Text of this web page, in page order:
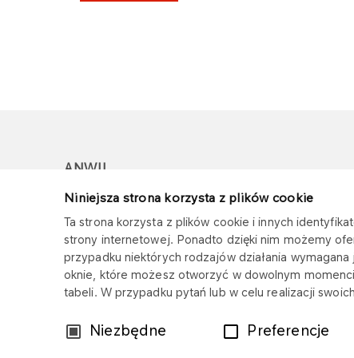
Niniejsza strona korzysta z plików cookie
Ta strona korzysta z plików cookie i innych
strony internetowej. Ponadto dzięki nim możemy
przypadku niektórych rodzajów działania
oknie, które możesz otworzyć w dowolnym
tabeli. W przypadku pytań lub w celu realizacji
WybórNiezbędne Preferencje
ANWIL
Copyright © 2025
Wszystkie prawa zastrzeżone